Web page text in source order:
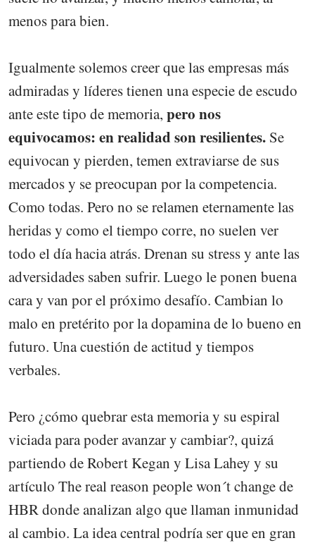
menos para bien.
Igualmente solemos creer que las empresas más
admiradas y líderes tienen una especie de escudo
ante este tipo de memoria, pero nos
equivocamos: en realidad son resilientes. Se
equivocan y pierden, temen extraviarse de sus
mercados y se preocupan por la competencia.
Como todas. Pero no se relamen eternamente las
heridas y como el tiempo corre, no suelen ver
todo el día hacia atrás. Drenan su stress y ante las
adversidades saben sufrir. Luego le ponen buena
cara y van por el próximo desafío. Cambian lo
malo en pretérito por la dopamina de lo bueno en
futuro. Una cuestión de actitud y tiempos
verbales.
Pero ¿cómo quebrar esta memoria y su espiral
viciada para poder avanzar y cambiar?, quizá
partiendo de Robert Kegan y Lisa Lahey y su
artículo The real reason people won´t change de
HBR donde analizan algo que llaman inmunidad
al cambio. La idea central podría ser que en gran